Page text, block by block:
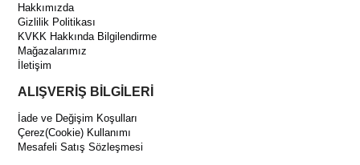
Hakkımızda
Gizlilik Politikası
KVKK Hakkında Bilgilendirme
Mağazalarımız
İletişim
ALIŞVERİŞ BİLGİLERİ
İade ve Değişim Koşulları
Çerez(Cookie) Kullanımı
Mesafeli Satış Sözleşmesi